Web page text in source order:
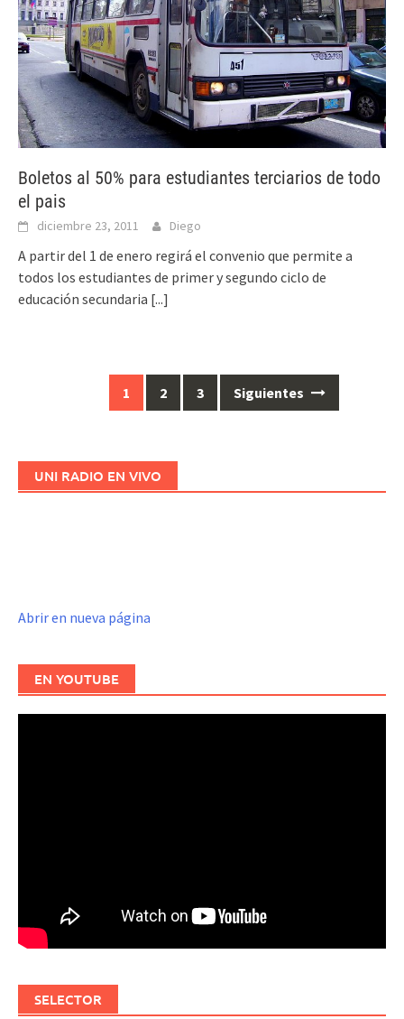
Boletos al 50% para estudiantes terciarios de todo
el pais
diciembre 23, 2011 Diego
A partir del 1 de enero regirá el convenio que permite a
todos los estudiantes de primer y segundo ciclo de
educación secundaria [...]
entradas
1 2 3 Siguientes
UNI RADIO EN VIVO
Abrir en nueva página
EN YOUTUBE
SELECTOR